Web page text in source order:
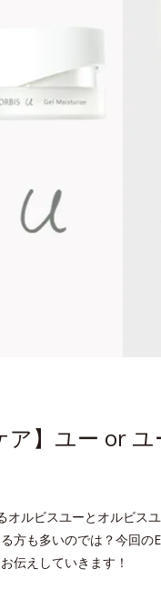
ア】ユー or
オルビスユーとオルビス
方も多いのでは？今回
伝えしていきます！